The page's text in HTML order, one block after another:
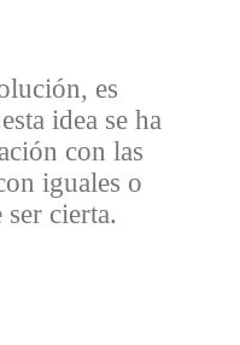
es
idea se ha
con las
iguales o
cierta.